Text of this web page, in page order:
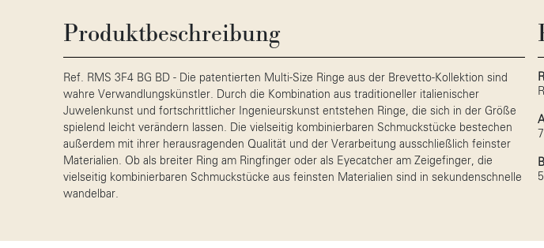
Produktbeschreibung
Ref. RMS 3F4 BG BD - Die patentierten Multi-Size Ringe aus der Brevetto-Kollektion sind
wahre Verwandlungskünstler. Durch die Kombination aus traditioneller italienischer
Juwelenkunst und fortschrittlicher Ingenieurskunst entstehen Ringe, die sich in der Größe
spielend leicht verändern lassen. Die vielseitig kombinierbaren Schmuckstücke bestechen
außerdem mit ihrer herausragenden Qualität und der Verarbeitung ausschließlich feinster
Materialien. Ob als breiter Ring am Ringfinger oder als Eyecatcher am Zeigefinger, die
vielseitig kombinierbaren Schmuckstücke aus feinsten Materialien sind in sekundenschnelle
wandelbar.